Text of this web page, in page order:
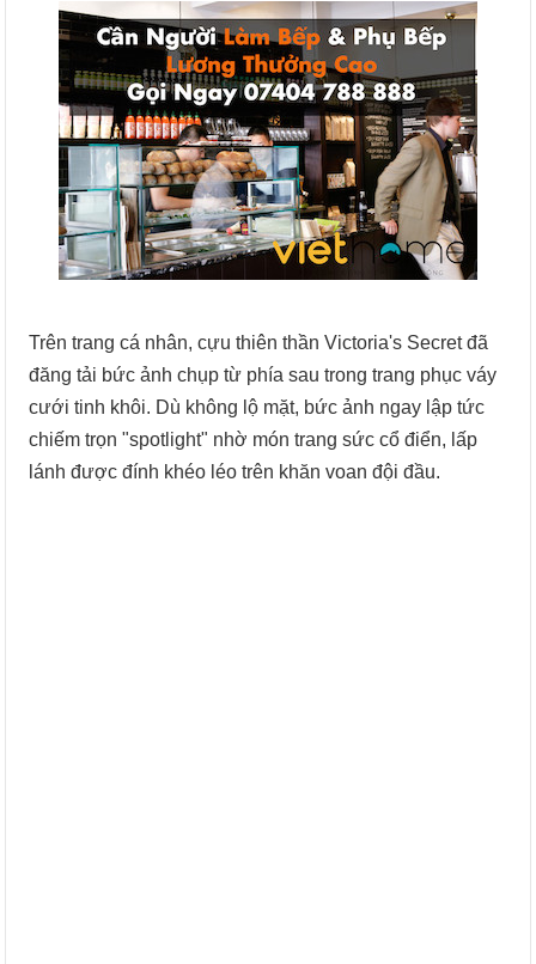
Trên trang cá nhân, cựu thiên thần Victoria's Secret đã
đăng tải bức ảnh chụp từ phía sau trong trang phục váy
cưới tinh khôi. Dù không lộ mặt, bức ảnh ngay lập tức
chiếm trọn "spotlight" nhờ món trang sức cổ điển, lấp
lánh được đính khéo léo trên khăn voan đội đầu.